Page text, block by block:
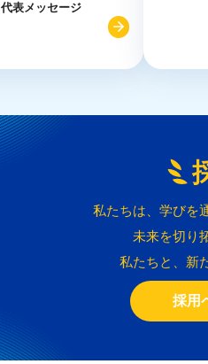
代表メッセージ
私たちは、学びを
未来を切り
私たちと、新
採用